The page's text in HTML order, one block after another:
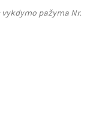
pažyma Nr.